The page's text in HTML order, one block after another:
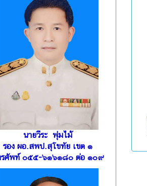
นายวีระ พุ่มไม้
รอง ผอ.สพป.สุโขทัย เขต ๑
รศัพท์ ๐๕๕-๖๑๖๑๘๐ ต่อ ๑๐๙